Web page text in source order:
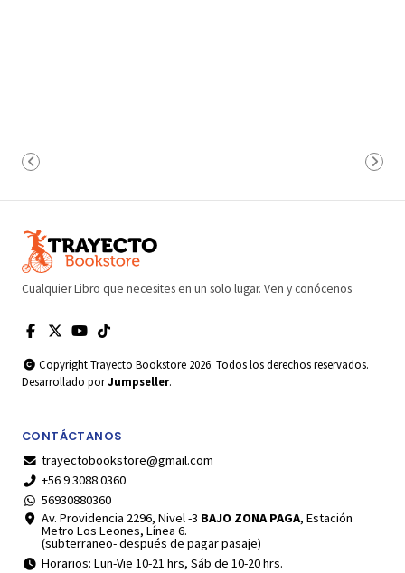
Cualquier Libro que necesites en un solo lugar. Ven y conócenos
Copyright Trayecto Bookstore 2026. Todos los derechos reservados.
Desarrollado porJumpseller.
CONTÁCTANOS
trayectobookstore@gmail.com
+56 9 3088 0360
56930880360
Av. Providencia 2296, Nivel -3 BAJO ZONA PAGA, Estación
Metro Los Leones, Línea 6.
(subterraneo- después de pagar pasaje)
Horarios: Lun-Vie 10-21 hrs, Sáb de 10-20 hrs.